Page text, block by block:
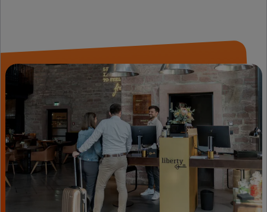
generierte
für Ihre Sitzung,
gespeichert.
Cookie wird –
abhängig von
Browser-
beim Schließen
Tabs oder
das diesen
gesetzt hat,
Dadurch ist es
Beispiel möglich,
bereits
Felder eines
Formulars vom
Browser
eintragen zu